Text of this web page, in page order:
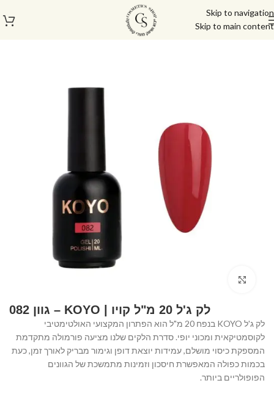
Skip to navigation
Skip to main content
לק ג'ל 20 מ"ל קויו | KOYO – גוון 082
לק ג'ל KOYO בנפח 20 מ"ל הוא הפתרון המקצועי האולטימטיבי
לקוסמטיקאית ומכוני יופי. סדרת הלקים שלנו מציעה פורמולה מתקדמת
המספקת כיסוי מושלם, עמידות יוצאת דופן וגימור מבריק לאורך זמן, כעת
בכמות כפולה המאפשרת חיסכון וזמינות מתמשכת של הגוונים
הפופולריים ביותר.